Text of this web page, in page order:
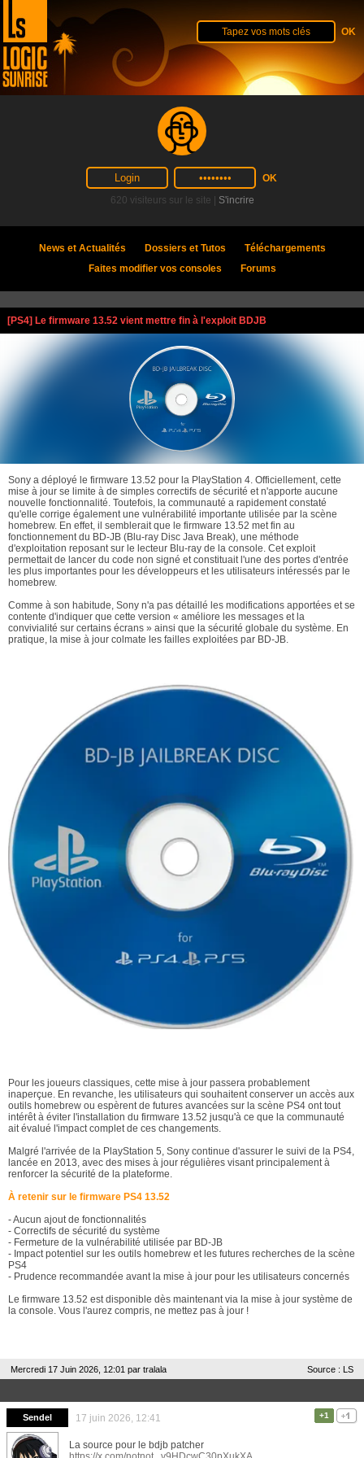
620 visiteurs sur le site | S'incrire
News et Actualités Dossiers et Tutos
Téléchargements
Faites modifier vos consoles
Forums
[PS4] Le firmware 13.52 vient mettre fin à l'exploit BDJB
Sony a déployé le firmware 13.52 pour la PlayStation 4. Officiellement, cette
mise à jour se limite à de simples correctifs de sécurité et n'apporte aucune
nouvelle fonctionnalité. Toutefois, la communauté a rapidement constaté
qu'elle corrige également une vulnérabilité importante utilisée par la scène
homebrew. En effet, il semblerait que le firmware 13.52 met fin au
fonctionnement du BD-JB (Blu-ray Disc Java Break), une méthode
d'exploitation reposant sur le lecteur Blu-ray de la console. Cet exploit
permettait de lancer du code non signé et constituait l'une des portes d'entrée
les plus importantes pour les développeurs et les utilisateurs intéressés par le
homebrew.
Comme à son habitude, Sony n'a pas détaillé les modifications apportées et se
contente d'indiquer que cette version « améliore les messages et la
convivialité sur certains écrans » ainsi que la sécurité globale du système. En
pratique, la mise à jour colmate les failles exploitées par BD-JB.
Pour les joueurs classiques, cette mise à jour passera probablement
inaperçue. En revanche, les utilisateurs qui souhaitent conserver un accès aux
outils homebrew ou espèrent de futures avancées sur la scène PS4 ont tout
intérêt à éviter l'installation du firmware 13.52 jusqu'à ce que la communauté
ait évalué l'impact complet de ces changements.
Malgré l'arrivée de la PlayStation 5, Sony continue d'assurer le suivi de la PS4,
lancée en 2013, avec des mises à jour régulières visant principalement à
renforcer la sécurité de la plateforme.
À retenir sur le firmware PS4 13.52
- Aucun ajout de fonctionnalités
- Correctifs de sécurité du système
- Fermeture de la vulnérabilité utilisée par BD-JB
- Impact potentiel sur les outils homebrew et les futures recherches de la scène
PS4
- Prudence recommandée avant la mise à jour pour les utilisateurs concernés
Le firmware 13.52 est disponible dès maintenant via la mise à jour système de
la console. Vous l'aurez compris, ne mettez pas à jour !
Mercredi 17 Juin 2026, 12:01 par tralala Source : LS
Sendel 17 juin 2026, 12:41 +1
La source pour le bdjb patcher